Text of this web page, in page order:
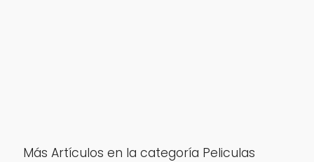
Más Artículos en la categoría Peliculas